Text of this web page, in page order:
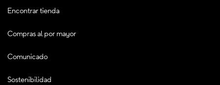
Encontrar tienda
Compras al por mayor
Comunicado
Sostenibilidad